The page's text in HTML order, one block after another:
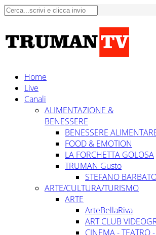
Home
Live
Canali
ALIMENTAZIONE &
BENESSERE
BENESSERE
FOOD & EMOTION
LA FORCHETTA GOLOSA
TRUMAN Gusto
STEFANO
ARTE/CULTURA/TURISMO
ARTE
ArteBellaRiva
ART CLUB
CINEMA - TEATRO